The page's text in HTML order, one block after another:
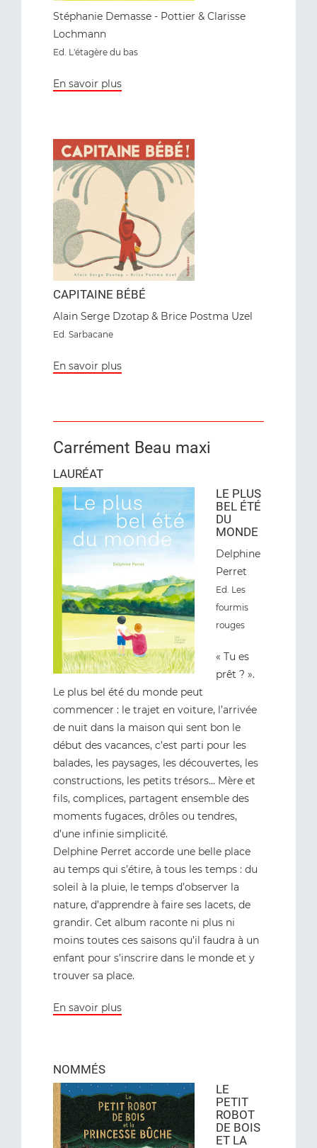
Stéphanie Demasse - Pottier & Clarisse
Lochmann
Ed. L'étagère du bas
En savoir plus
CAPITAINE BÉBÉ
Alain Serge Dzotap & Brice Postma Uzel
Ed. Sarbacane
En savoir plus
Carrément Beau maxi
LAURÉAT
LE PLUS
BEL ÉTÉ
DU
MONDE
Delphine
Perret
Ed. Les
fourmis
rouges
« Tu es
prêt ? ».
Le plus bel été du monde peut
commencer : le trajet en voiture, l’arrivée
de nuit dans la maison qui sent bon le
début des vacances, c’est parti pour les
balades, les paysages, les découvertes, les
constructions, les petits trésors… Mère et
fils, complices, partagent ensemble des
moments fugaces, drôles ou tendres,
d’une infinie simplicité.
Delphine Perret accorde une belle place
au temps qui s’étire, à tous les temps : du
soleil à la pluie, le temps d’observer la
nature, d’apprendre à faire ses lacets, de
grandir. Cet album raconte ni plus ni
moins toutes ces saisons qu’il faudra à un
enfant pour s’inscrire dans le monde et y
trouver sa place.
En savoir plus
NOMMÉS
LE
PETIT
ROBOT
DE BOIS
ET LA